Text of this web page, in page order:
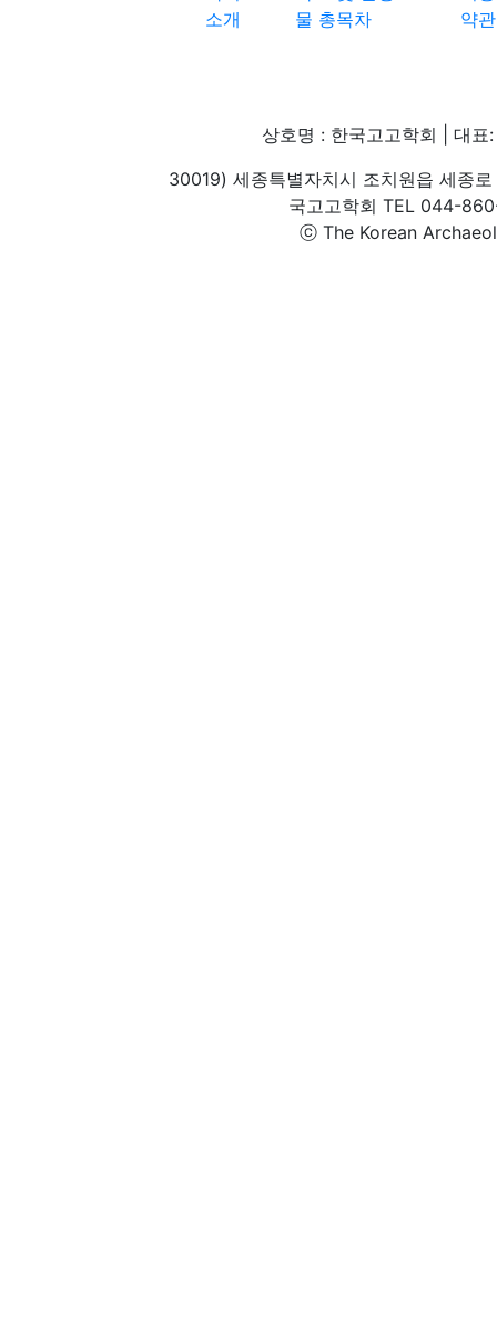
소개
물 총목차
약관
상호명 : 한국고고학회 | 대
30019) 세종특별자치시 조치원읍 세종
국고고학회 TEL 044-
ⓒ The Korean